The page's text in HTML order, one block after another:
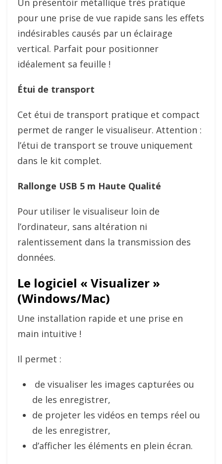
pour une prise de vue rapide sans les effets
indésirables causés par un éclairage
vertical. Parfait pour positionner
idéalement sa feuille !
Étui de transport
Cet étui de transport pratique et compact
permet de ranger le visualiseur. Attention :
l’étui de transport se trouve uniquement
dans le kit complet.
Rallonge USB 5 m Haute Qualité
Pour utiliser le visualiseur loin de
l’ordinateur, sans altération ni
ralentissement dans la transmission des
données.
Le logiciel « Visualizer »
(Windows/Mac)
Une installation rapide et une prise en
main intuitive !
Il permet :
de visualiser les images capturées ou
de les enregistrer,
de projeter les vidéos en temps réel ou
de les enregistrer,
d’afficher les éléments en plein écran.